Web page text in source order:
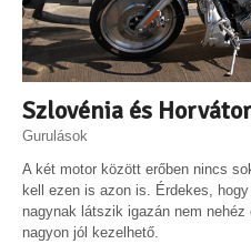
Szlovénia és
Gurulások
A két motor között erőben nincs
kell ezen is azon is. Érdekes,
nagynak látszik igazán nem
nagyon jól kezelhető.